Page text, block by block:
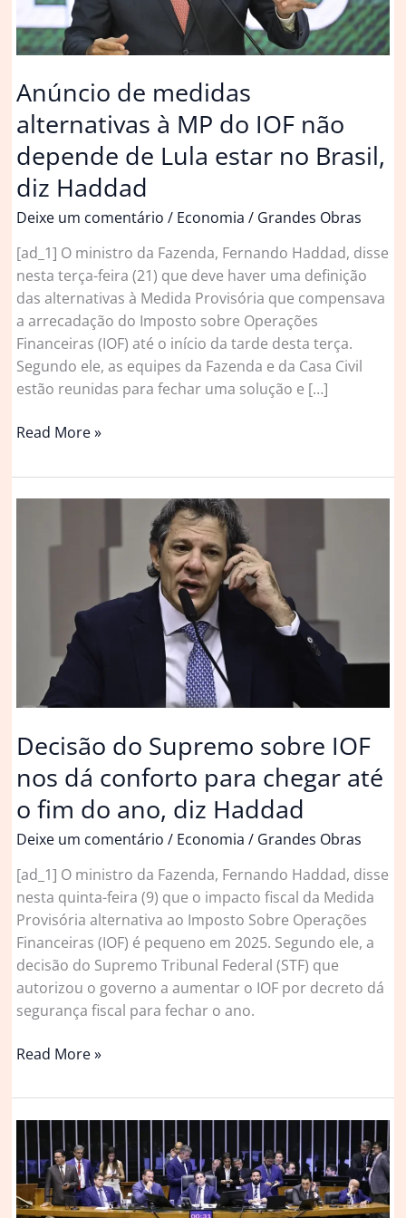
Anúncio de medidas
alternativas à MP do IOF não
depende de Lula estar no Brasil,
diz Haddad
Deixe um comentário / Economia / Grandes Obras
[ad_1] O ministro da Fazenda, Fernando Haddad, disse
nesta terça-feira (21) que deve haver uma definição
das alternativas à Medida Provisória que compensava
a arrecadação do Imposto sobre Operações
Financeiras (IOF) até o início da tarde desta terça.
Segundo ele, as equipes da Fazenda e da Casa Civil
estão reunidas para fechar uma solução e […]
Anúncio
medidas
alternativas
depende
estar
Brasil,
diz
Read More »
Decisão do Supremo sobre IOF
nos dá conforto para chegar até
o fim do ano, diz Haddad
Deixe um comentário / Economia / Grandes Obras
[ad_1] O ministro da Fazenda, Fernando Haddad, disse
nesta quinta-feira (9) que o impacto fiscal da Medida
Provisória alternativa ao Imposto Sobre Operações
Financeiras (IOF) é pequeno em 2025. Segundo ele, a
decisão do Supremo Tribunal Federal (STF) que
autorizou o governo a aumentar o IOF por decreto dá
segurança fiscal para fechar o ano.
Decisão
Supremo
sobre
IOF
nos
dá
conforto
Read More »